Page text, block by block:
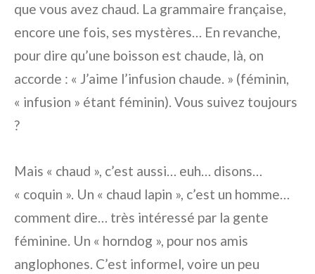
que vous avez chaud. La grammaire française,
encore une fois, ses mystères… En revanche,
pour dire qu’une boisson est chaude, là, on
accorde : « J’aime l’infusion chaude. » (féminin,
« infusion » étant féminin). Vous suivez toujours
?
Mais « chaud », c’est aussi… euh… disons…
« coquin ». Un « chaud lapin », c’est un homme…
comment dire… très intéressé par la gente
féminine. Un « horndog », pour nos amis
anglophones. C’est informel, voire un peu